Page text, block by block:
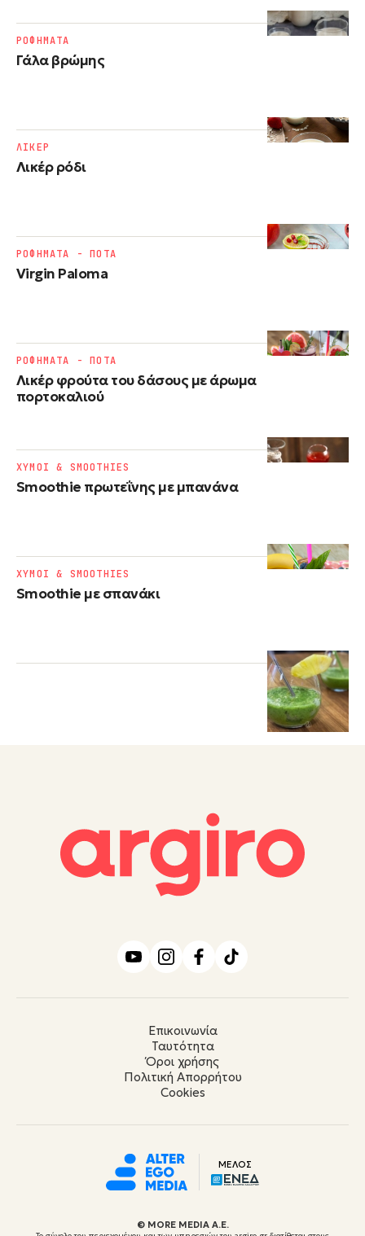
Γάλα βρώμης
ΡΟΦΗΜΑΤΑ
Λικέρ ρόδι
ΛΙΚΕΡ
Virgin Paloma
ΡΟΦΗΜΑΤΑ - ΠΟΤΑ
Λικέρ φρούτα του δάσους με άρωμα
πορτοκαλιού
ΡΟΦΗΜΑΤΑ - ΠΟΤΑ
Smoothie πρωτεΐνης με μπανάνα
ΧΥΜΟΙ & SMOOTHIES
Smoothie με σπανάκι
ΧΥΜΟΙ & SMOOTHIES
Επικοινωνία
Ταυτότητα
Όροι χρήσης
Πολιτική Απορρήτου
Cookies
ΜΕΛΟΣ
© ΜORE MEDIA Α.Ε.